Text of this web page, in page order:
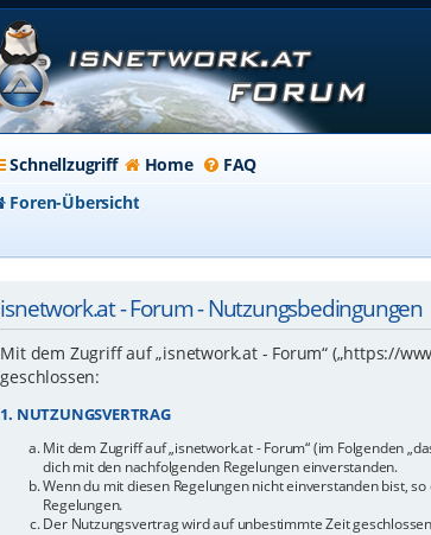
Schnellzugriff Home FAQ
Foren-Übersicht
isnetwork.at - Forum - Nutzungsbedingungen
Mit dem Zugriff auf „isnetwork.at - Forum“ („https://
geschlossen:
1. NUTZUNGSVERTRAG
Mit dem Zugriff auf „isnetwork.at - Forum“ (im Folgenden
dich mit den nachfolgenden Regelungen einverstanden.
Wenn du mit diesen Regelungen nicht einverstanden bist,
Regelungen.
Der Nutzungsvertrag wird auf unbestimmte Zeit